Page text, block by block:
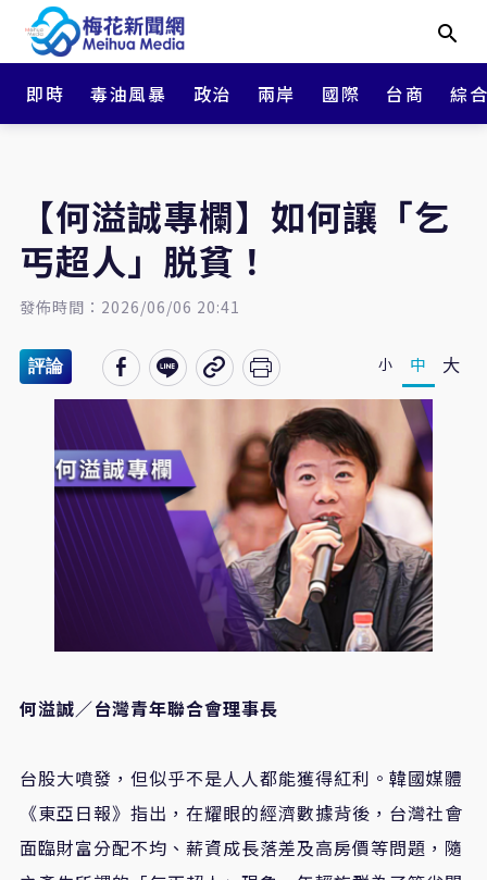
即時 毒油風暴 政治 兩岸 國際 台商 綜
【何溢誠專欄】如何讓「乞
丐超人」脱貧！
發佈時間：2026/06/06 20:41
評論 小 中 大
何溢誠／台灣青年聯合會理事長
台股大噴發，但似乎不是人人都能獲得紅利。韓國媒體
《東亞日報》指出，在耀眼的經濟數據背後，台灣社會
面臨財富分配不均、薪資成長落差及高房價等問題，隨